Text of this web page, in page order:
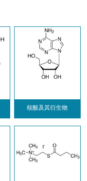
核酸及其衍生物